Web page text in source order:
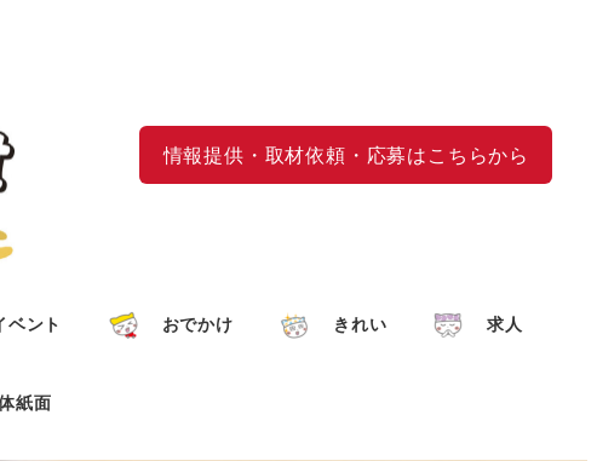
情報提供・取材依頼・応募はこちらから
ベント おでかけ きれい 求人
紙面